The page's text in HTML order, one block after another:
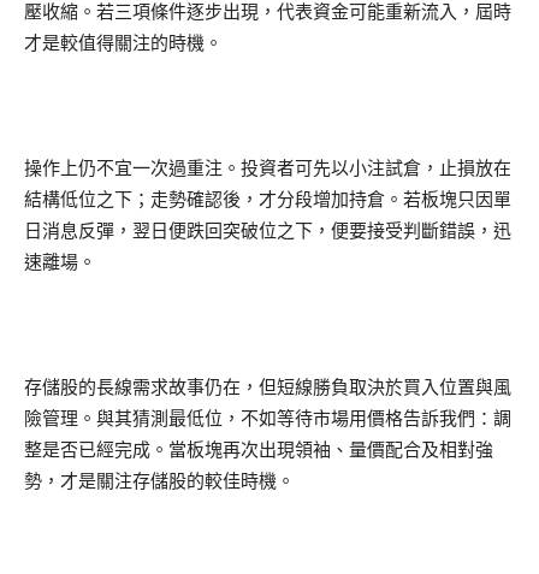
壓收縮。若三項條件逐步出現，代表資金可能重新流入，屆時
才是較值得關注的時機。
操作上仍不宜一次過重注。投資者可先以小注試倉，止損放在
結構低位之下；走勢確認後，才分段增加持倉。若板塊只因單
日消息反彈，翌日便跌回突破位之下，便要接受判斷錯誤，迅
速離場。
存儲股的長線需求故事仍在，但短線勝負取決於買入位置與風
險管理。與其猜測最低位，不如等待市場用價格告訴我們：調
整是否已經完成。當板塊再次出現領袖、量價配合及相對強
勢，才是關注存儲股的較佳時機。